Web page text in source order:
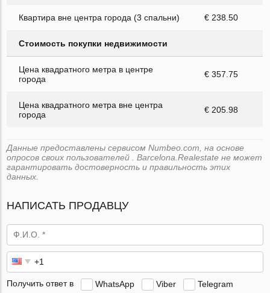
Квартира вне центра города (3 спальни) € 238.50
Стоимость покупки недвижимости
Цена квадратного метра в центре
города
€ 357.75
Цена квадратного метра вне центра
города
€ 205.98
Данные предоставлены сервисом Numbeo.com, на основе
опросов своих пользователей . Barcelona.Realestate не может
гарантировать достоверность и правильность этих
данных.
НАПИСАТЬ ПРОДАВЦУ
Получить ответ в WhatsApp Viber Telegram